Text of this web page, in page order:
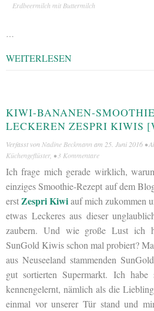
Erdbeermilch mit Buttermilch
…
WEITERLESEN
KIWI-BANANEN-
LECKEREN ZESPRI KIWIS
Verfasst von Nadine Beckmann am 25. Juni 2016 •
Küchengeflüster, •3 Kommentare
Ich frage mich gerade wirklich,
einziges Smoothie-Rezept auf dem
erstZespri Kiwiauf mich zukommen
etwas Leckeres aus dieser
zaubern. Und wie große Lust ich
SunGold Kiwis schon mal probiert?
aus Neuseeland stammenden
gut sortierten Supermarkt. Ich
kennengelernt, nämlich als die
einmal vor unserer Tür stand und